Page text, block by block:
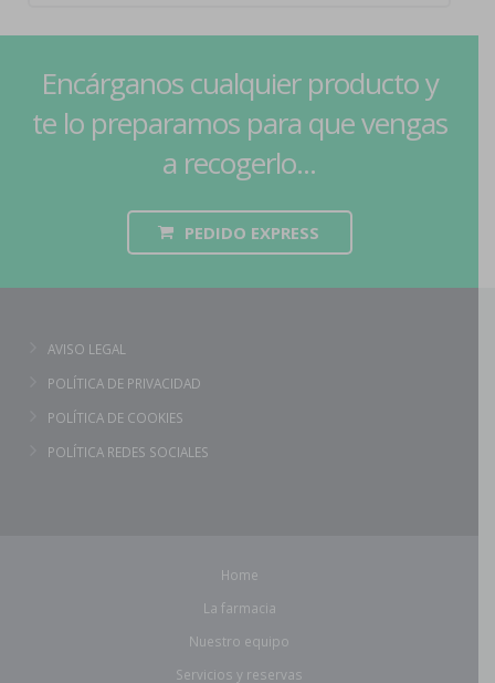
Encárganos cualquier producto y
te lo preparamos para que vengas
a recogerlo...
PEDIDO EXPRESS
AVISO LEGAL
POLÍTICA DE PRIVACIDAD
POLÍTICA DE COOKIES
POLÍTICA REDES SOCIALES
Home
La farmacia
Nuestro equipo
Servicios y reservas